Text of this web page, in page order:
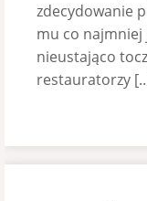
zdecydowanie
mu co najmniej
nieustająco
restauratorzy